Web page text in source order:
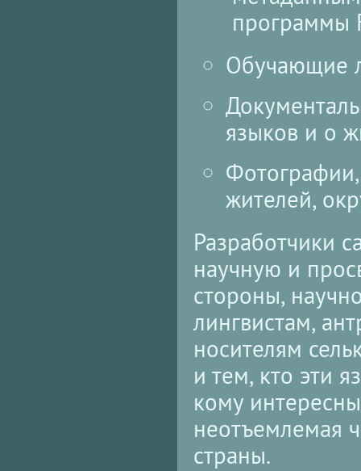
программы
Обучающие
языков и о
жителей,
Разработчики
научную и
стороны,
лингвистам,
носителям
и тем, кто эти
кому
неотъемлемая
страны.